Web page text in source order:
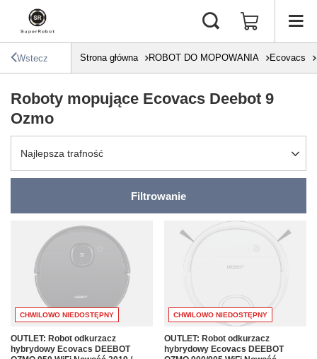
Wstecz Strona główna ROBOT DO MOPOWANIA Ecovacs
Roboty mopujące Ecovacs Deebot 9
Ozmo
Zmień sortowanie
Najlepsza trafność
Filtrowanie
CHWILOWO NIEDOSTĘPNY
OUTLET: Robot odkurzacz
hybrydowy Ecovacs DEEBOT
CHWILOWO NIEDOSTĘPNY
OUTLET: Robot odkurzacz
hybrydowy Ecovacs DEEBOT